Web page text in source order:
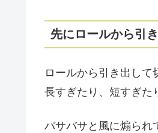
先にロールから引
ロールから引き出して
長すぎたり、短すぎた
バサバサと風に煽られ